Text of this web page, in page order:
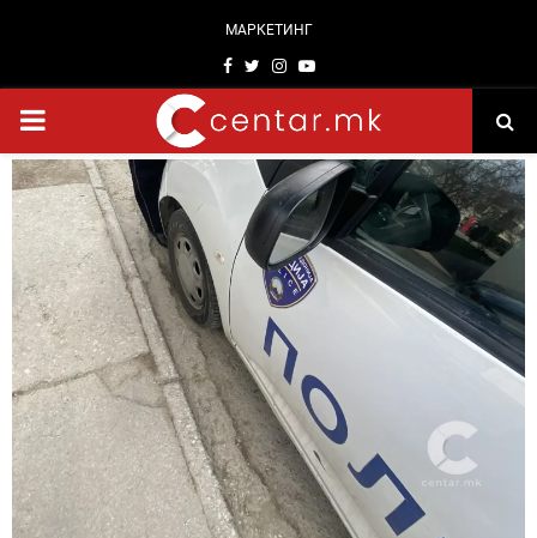
МАРКЕТИНГ
Facebook
TwitterInstagram
Youtube
PRIMARY
MENU